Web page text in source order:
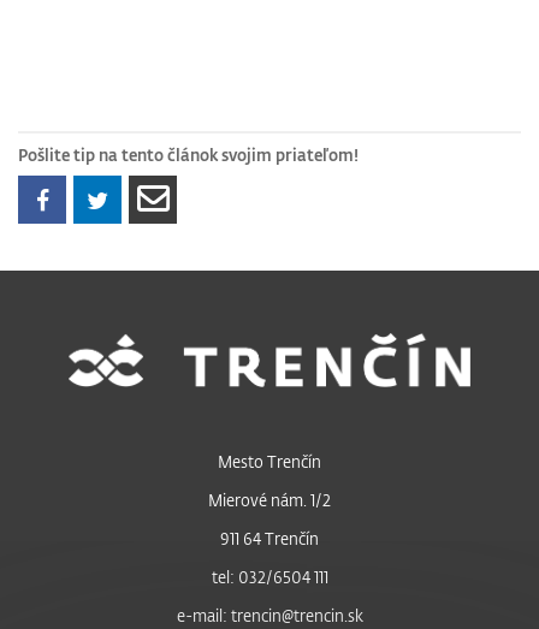
Pošlite tip na tento článok svojim priateľom!
Mesto Trenčín
Mierové nám. 1/2
911 64 Trenčín
tel: 032/6504 111
e-mail: trencin@trencin.sk